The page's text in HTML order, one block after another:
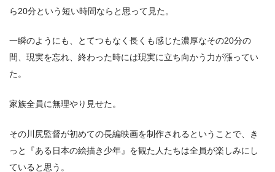
ら20分という短い時間ならと思って見た。
一瞬のようにも、とてつもなく⻑くも感じた濃厚なその20分の
間、現実を忘れ、終わった時には現実に立ち向かう力が漲ってい
た。
家族全員に無理やり見せた。
その川尻監督が初めての⻑編映画を制作されるということで、き
っと『ある日本の絵描き少年』を観た人たちは全員が楽しみにし
ていると思う。